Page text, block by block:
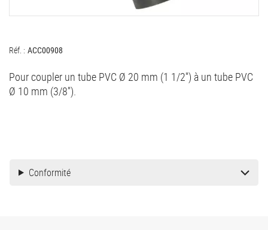
Réf. : ACC00908
Pour coupler un tube PVC Ø 20 mm (1 1/2'') à un tube PVC
Ø 10 mm (3/8'').
Conformité